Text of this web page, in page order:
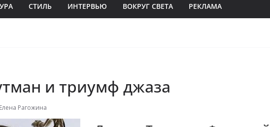
СТИЛЬ ИНТЕРВЬЮ ВОКРУГ СВЕТА РЕКЛАМА
и триумф джаза
Елена Рагожина